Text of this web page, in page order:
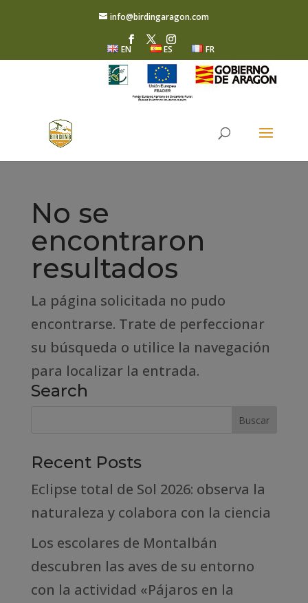
info@birdingaragon.com
EN ES FR
No se
encontraron
resultados
La página solicitada no pudo
encontrarse. Trate de perfeccionar
su búsqueda o utilice la navegación
para localizar la entrada.
Search
Recent Posts
Eclipse total de Sol 2026: observa la
naturaleza y colabora con la ciencia
Los escolares de Montalbán
descubren las aves de su entorno
con la actividad «Pájaros en la